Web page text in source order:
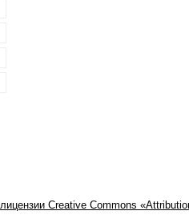
лицензии Creative Commons